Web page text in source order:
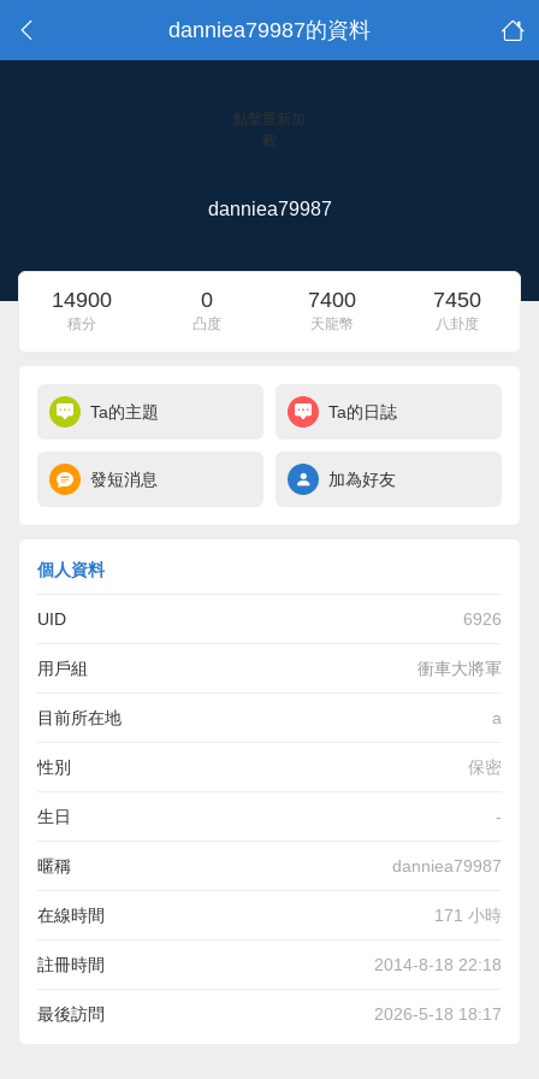
danniea79987的資料
點擊重新加
載
danniea79987
14900
積分
0
凸度
7400
天龍幣
7450
八卦度
Ta的主題 Ta的日誌
發短消息 加為好友
個人資料
UID 6926
用戶組 衝車大將軍
目前所在地 a
性別 保密
生日 -
暱稱 danniea79987
在線時間 171 小時
註冊時間 2014-8-18 22:18
最後訪問 2026-5-18 18:17